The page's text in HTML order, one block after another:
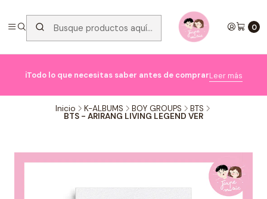
0
ℹ️Todo lo que necesitas saber antes de comprarLeer más
Inicio K-ALBUMS BOY GROUPS BTS
BTS - ARIRANG LIVING LEGEND VER